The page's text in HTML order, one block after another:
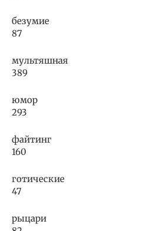
безумие
87
мультяшная
389
юмор
293
файтинг
160
готические
47
рыцари